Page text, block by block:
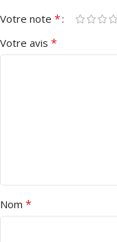
Votre note *
Votre avis *
Nom *